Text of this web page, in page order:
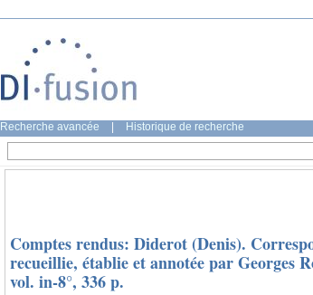
Recherche avancée Historique de recherche
Comptes rendus: Diderot (Denis).
recueillie, établie et annotée par Georges
vol. in-8°, 336 p.